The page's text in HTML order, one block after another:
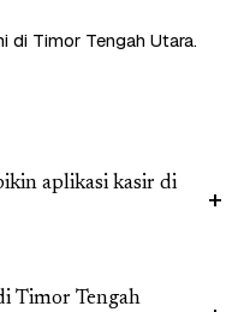
di Timor Tengah Utara.
aplikasi kasir di
Timor Tengah